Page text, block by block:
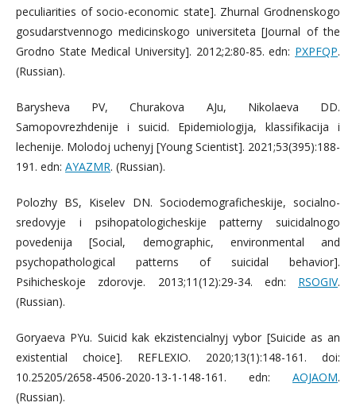
peculiarities of socio-economic state]. Zhurnal Grodnenskogo
gosudarstvennogo medicinskogo universiteta [Journal of the
Grodno State Medical University]. 2012;2:80-85. edn: PXPFQP.
(Russian).
Barysheva PV, Churakova AJu, Nikolaeva DD.
Samopovrezhdenije i suicid. Epidemiologija, klassifikacija i
lechenije. Molodoj uchenyj [Young Scientist]. 2021;53(395):188-
191. edn: AYAZMR. (Russian).
Polozhy BS, Kiselev DN. Sociodemograficheskije, socialno-
sredovyje i psihopatologicheskije patterny suicidalnogo
povedenija [Social, demographic, environmental and
psychopathological patterns of suicidal behavior].
Psihicheskoje zdorovje. 2013;11(12):29-34. edn: RSOGIV.
(Russian).
Goryaeva PYu. Suicid kak ekzistencialnyj vybor [Suicide as an
existential choice]. REFLEXIO. 2020;13(1):148-161. doi:
10.25205/2658-4506-2020-13-1-148-161. edn: AOJAOM.
(Russian).